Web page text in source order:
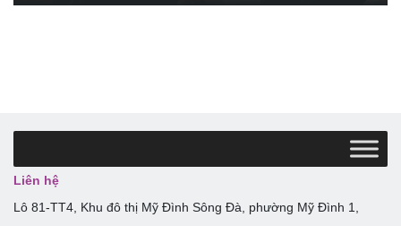
Liên hệ
Lô 81-TT4, Khu đô thị Mỹ Đình Sông Đà, phường Mỹ Đình 1,